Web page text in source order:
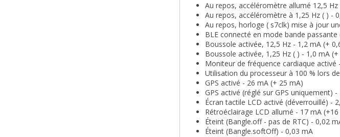
Au repos, accéléromètre allumé 12,5
Au repos, accéléromètre à 1,25 Hz ( ) -
Au repos, horloge ( s7clk) mise à jour
BLE connecté en mode bande
Boussole activée, 12,5 Hz - 1,2 mA (+
Boussole activée, 1,25 Hz ( ) - 1,0 mA
Moniteur de fréquence cardiaque
Utilisation du processeur à 100 % lors
GPS activé - 26 mA (+ 25 mA)
GPS activé (réglé sur GPS uniquement)
Écran tactile LCD activé (déverrouillé) -
Rétroéclairage LCD allumé - 17 mA
Éteint (Bangle.off - pas de RTC) - 0,02
Éteint (Bangle.softOff) - 0,03 mA